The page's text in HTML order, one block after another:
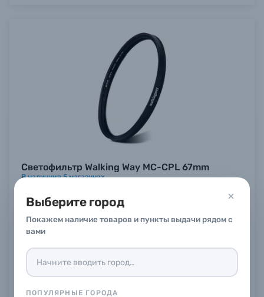
Выберите город
Покажем наличие товаров и пункты выдачи рядом с
вами
ПОПУЛЯРНЫЕ ГОРОДА
Светофильтр Walking Way MC-CPL 67mm
В наличиив5магазинах
2 490 ₽
Купить